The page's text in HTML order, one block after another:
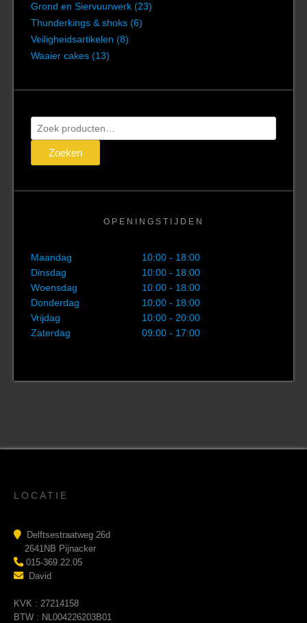
Grond en Siervuurwerk (23)
Thunderkings & shoks (6)
Veiligheidsartikelen (8)
Waaier cakes (13)
Zoeken
naar:
Zoeken
OPENINGSTIJDEN
Maandag
10:00 - 18:00
Dinsdag
10:00 - 18:00
Woensdag
10:00 - 18:00
Donderdag
10:00 - 18:00
Vrijdag
10:00 - 20:00
Zaterdag
09:00 - 17:00
LOCATIE
Delftsestraatweg 26d
2641NB Pijnacker
015-369.22.05
David
KVK : 27214158
BTW : NL004226203B01